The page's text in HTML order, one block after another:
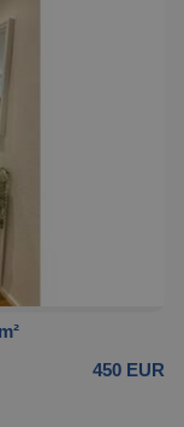
450 EUR